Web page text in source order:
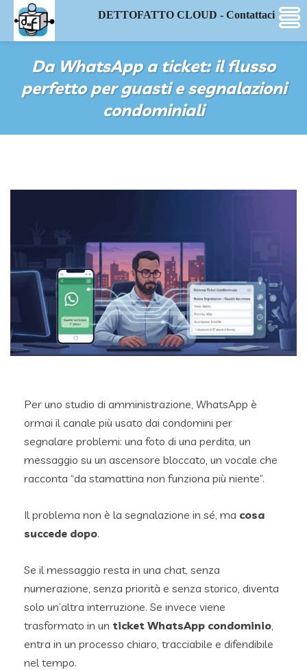
Da WhatsApp a ticket: il flusso
perfetto per guasti e segnalazioni
condominiali
Per uno studio di amministrazione, WhatsApp è
ormai il canale più usato dai condomini per
segnalare problemi: una foto di una perdita, un
messaggio su un ascensore bloccato, un vocale che
racconta “da stamattina non funziona più niente”.
Il problema non è la segnalazione in sé, ma cosa
succede dopo.
Se il messaggio resta in una chat, senza
numerazione, senza priorità e senza storico, diventa
solo un’altra interruzione. Se invece viene
trasformato in un ticket WhatsApp condominio
entra in un processo chiaro, tracciabile e difendibile
nel tempo.
DETTOFATTO CLOUD - Contattaci